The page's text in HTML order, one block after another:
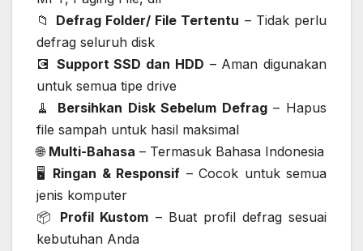
📁 Defrag Folder/ File Tertentu – Tidak perlu
defrag seluruh disk
💽 Support SSD dan HDD – Aman digunakan
untuk semua tipe drive
🧹 Bersihkan Disk Sebelum Defrag– Hapus
file sampah untuk hasil maksimal
🌐 Multi-Bahasa – Termasuk Bahasa Indonesia
🖥️ Ringan & Responsif – Cocok untuk semua
jenis komputer
📦 Profil Kustom – Buat profil defrag sesuai
kebutuhan Anda